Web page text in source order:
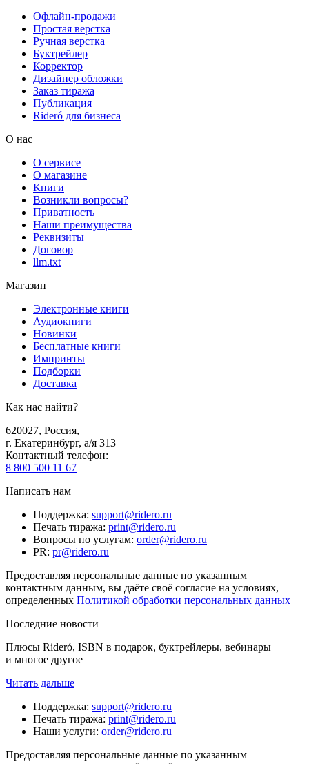
Офлайн-продажи
Простая верстка
Ручная верстка
Буктрейлер
Корректор
Дизайнер обложки
Заказ тиража
Публикация
Rideró для бизнеса
О нас
О сервисе
О магазине
Книги
Возникли вопросы?
Приватность
Наши преимущества
Реквизиты
Договор
llm.txt
Магазин
Электронные книги
Аудиокниги
Новинки
Бесплатные книги
Импринты
Подборки
Доставка
Как нас найти?
620027, Россия,
г. Екатеринбург, а/я 313
Контактный телефон:
8 800 500 11 67
Написать нам
Поддержка: support@ridero.ru
Печать тиража: print@ridero.ru
Вопросы по услугам: order@ridero.ru
PR: pr@ridero.ru
Предоставляя персональные данные по указанным
контактным данным, вы даёте своё согласие на условиях,
определенных Политикой обработки персональных данных
Последние новости
Плюсы Rideró, ISBN в подарок, буктрейлеры, вебинары
и многое другое
Читать дальше
Поддержка: support@ridero.ru
Печать тиража: print@ridero.ru
Наши услуги: order@ridero.ru
Предоставляя персональные данные по указанным